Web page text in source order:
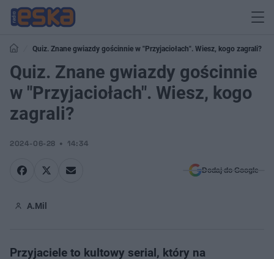
Quiz. Znane gwiazdy gościnnie w "Przyjaciołach". Wiesz, kogo zagrali?
Quiz. Znane gwiazdy gościnnie
w "Przyjaciołach". Wiesz, kogo
zagrali?
2024-06-28 14:34
Dodaj do Google
A.Mil
Przyjaciele to kultowy serial, który na